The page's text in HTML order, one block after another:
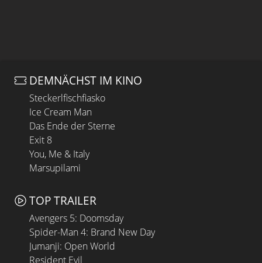
DEMNÄCHST IM KINO
Steckerlfischfiasko
Ice Cream Man
Das Ende der Sterne
Exit 8
You, Me & Italy
Marsupilami
TOP TRAILER
Avengers 5: Doomsday
Spider-Man 4: Brand New Day
Jumanji: Open World
Resident Evil